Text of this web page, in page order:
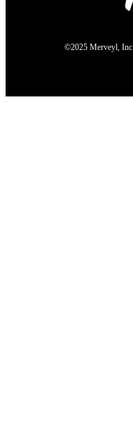
©2025 Merveyl,